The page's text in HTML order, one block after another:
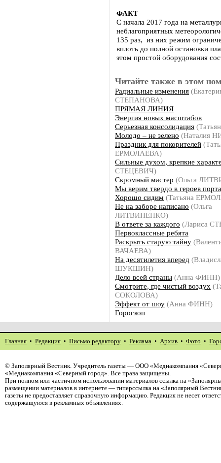
ФАКТ
С начала 2017 года на
неблагоприятных
135 раз, из них режим
вплоть до полной остановки
этом простой оборудования
Читайте также в этом
Радиальные изменения
СТЕПАНОВА)
ПРЯМАЯ ЛИНИЯ
Энергия новых масштабов
Серьезная консолидация
Молодо – не зелено (Наталия
Праздник для покорителей
ЕРМОЛАЕВА)
Сильные духом, крепкие
СТЕЦЕВИЧ)
Скромный мастер (Ольга
Мы верим твердо в героев порта
Хорошо сидим (Татьяна
Не на заборе написано (Ольга
ЛИТВИНЕНКО)
В ответе за каждого (Лариса
Первоклассные ребята
Раскрыть старую тайну
ВАЧАЕВА)
На десятилетия вперед
ШУКШИН)
Дело всей страны (Анна ФИНН)
Смотрите, где чистый воздух
СОКОЛОВА)
Эффект от шоу (Анна ФИНН)
Гороскоп
Главная • Редакция • Письмо редактору • Реклама • Архив • Фото •
© Заполярный Вестник. Учредитель газеты — ООО «Медиакомпания
«Медиакомпания «Северный город». Все права защищены.
При полном или частичном использовании материалов ссылка на
размещении материалов в интернете — гиперссылка на «Заполярный
газеты не предоставляет справочную информацию. Редакция не несет
содержащуюся в рекламных объявлениях.